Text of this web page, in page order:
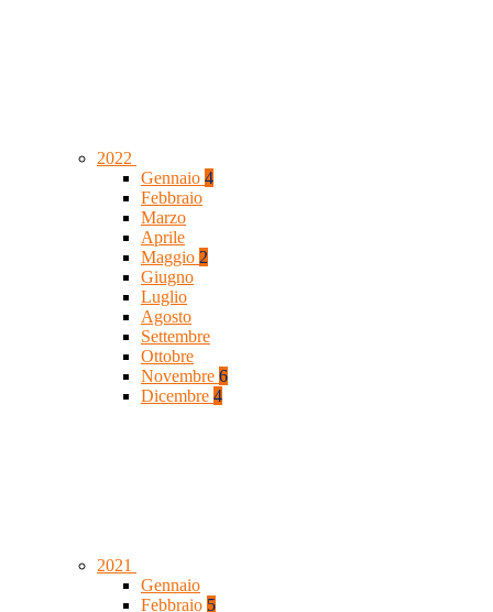
2022
Gennaio 4
Febbraio
Marzo
Aprile
Maggio 2
Giugno
Luglio
Agosto
Settembre
Ottobre
Novembre 6
Dicembre 4
2021
Gennaio
Febbraio 5